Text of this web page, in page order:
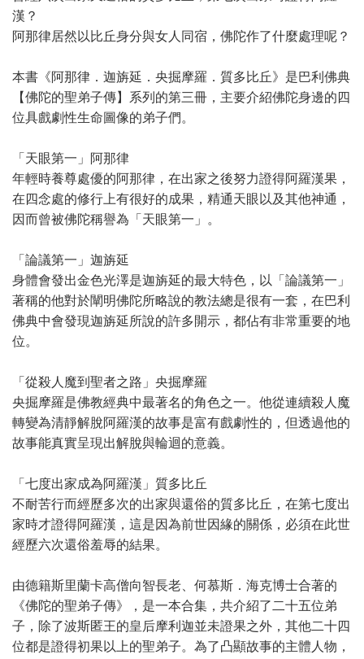
漢？
阿那律居然以比丘身分與女人同宿，佛陀作了什麼處理呢？
本書《阿那律．迦旃延．央掘摩羅．質多比丘》是巴利佛典
【佛陀的聖弟子傳】系列的第三冊，主要介紹佛陀身邊的四
位具戲劇性生命圖像的弟子們。
「天眼第一」阿那律
年輕時養尊處優的阿那律，在出家之後努力證得阿羅漢果，
在四念處的修行上有很好的成果，精通天眼以及其他神通，
因而曾被佛陀稱譽為「天眼第一」。
「論議第一」迦旃延
身體會發出金色光澤是迦旃延的最大特色，以「論議第一」
著稱的他對於闡明佛陀所略說的教法總是很有一套，在巴利
佛典中會發現迦旃延所說的許多開示，都佔有非常重要的地
位。
「從殺人魔到聖者之路」央掘摩羅
央掘摩羅是佛教經典中最著名的角色之一。他從連續殺人魔
轉變為清靜解脫阿羅漢的故事是富有戲劇性的，但透過他的
故事能真實呈現出解脫與輪迴的意義。
「七度出家成為阿羅漢」質多比丘
不耐苦行而經歷多次的出家與還俗的質多比丘，在第七度出
家時才證得阿羅漢，這是因為前世因緣的關係，必須在此世
經歷六次還俗羞辱的結果。
由德籍斯里蘭卡高僧向智長老、何慕斯．海克博士合著的
《佛陀的聖弟子傳》，是一本合集，共介紹了二十五位弟
子，除了波斯匿王的皇后摩利迦並未證果之外，其他二十四
位都是證得初果以上的聖弟子。為了凸顯故事的主體人物，